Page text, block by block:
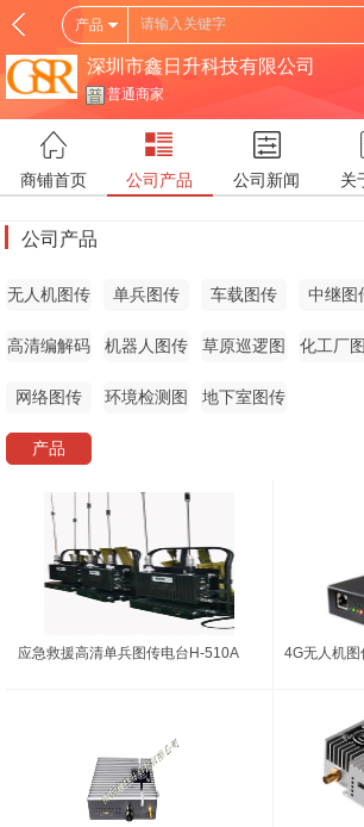
产品
深圳市鑫日升科技有限公司
普通商家
商铺首页 公司产品 公司新闻 关
公司产品
无人机图传 单兵图传 车载图传 中继图
高清编解码
机器人图传
草原巡逻图
化工厂
网络图传
环境检测图
地下室图传
产品
应急救援高清单兵图传电台H-510A 4G无人机图